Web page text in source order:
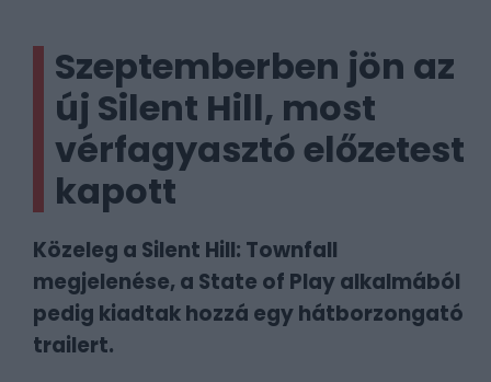
Szeptemberben jön az
új Silent Hill, most
vérfagyasztó előzetest
kapott
Közeleg a Silent Hill: Townfall
megjelenése, a State of Play alkalmából
pedig kiadtak hozzá egy hátborzongató
trailert.